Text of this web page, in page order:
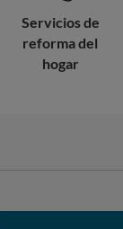
Servicios de
reforma del
hogar